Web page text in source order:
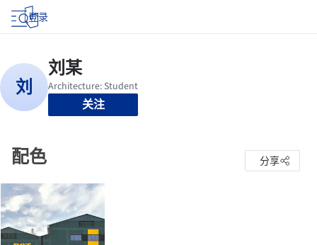
登录
关注
配色 分享